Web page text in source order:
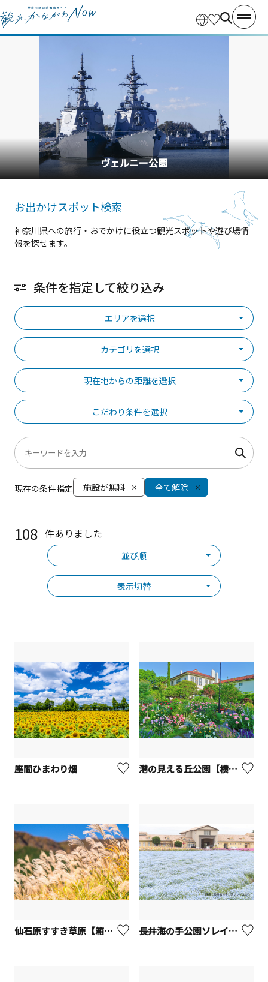
横浜中華街
お出かけスポット検索
神奈川県への旅行・おでかけに役立つ観光スポットや遊び場情
報を探せます。
条件を指定して絞り込み
エリアを選択
カテゴリを選択
現在地からの距離を選択
こだわり条件を選択
現在の条件指定 施設が無料 全て解除
108 件ありました
並び順
表示切替
座間ひまわり畑 港の見える丘公園【横浜市】
仙石原すすき草原【箱根町】 長井海の手公園ソレイユの丘